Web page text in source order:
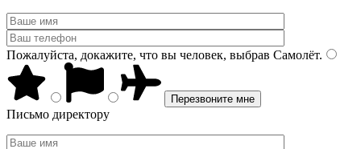
Пожалуйста, докажите, что вы человек, выбрав Самолёт.
Письмо директору